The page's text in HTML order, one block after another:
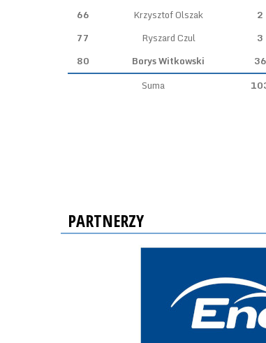
66
Krzysztof Olszak 2
77
Ryszard Czul 3
80
Borys Witkowski 36
Suma
PARTNERZY